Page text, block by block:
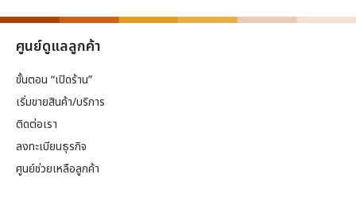
ศูนย์ดูแลลูกค้า
ขั้นตอน “เปิดร้าน”
เริ่มขายสินค้า/บริการ
ติดต่อเรา
ลงทะเบียนธุรกิจ
ศูนย์ช่วยเหลือลูกค้า